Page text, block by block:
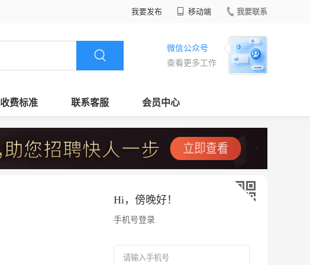
我要发布 移动端 我要联系
微信公众号
查看更多工作
收费标准 联系客服 会员中心
Hi， 傍晚好！
手机号登录